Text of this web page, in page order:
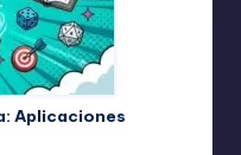
Aplicaciones